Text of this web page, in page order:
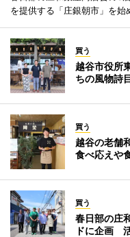
を提供する「庄銀朝市」を始
買う
越谷市役所
ちの風物詩
買う
越谷の老舗
食べ応えや
買う
春日部の庄
ドに企画